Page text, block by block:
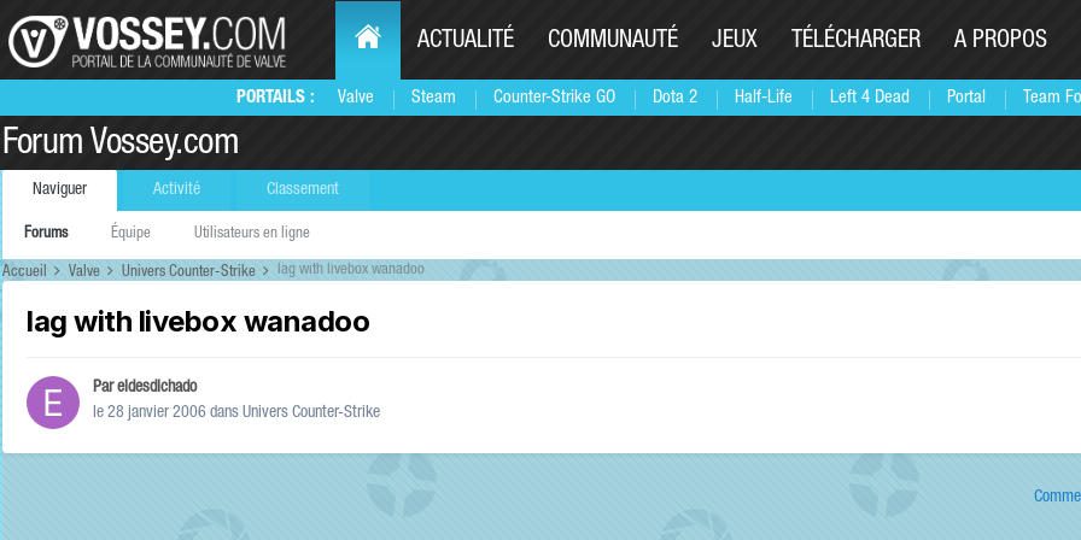
PORTAILS : Valve Steam Counter-Strike GO Dota 2 Half-Life Left 4 Dead Portal Team
ACTUALITÉ COMMUNAUTÉ JEUX TÉLÉCHARGER A PROPOS
Forum Vossey.com
Naviguer
Forums Équipe Utilisateurs en ligne
Activité Classement
Accueil Valve Univers Counter-Strike lag with livebox wanadoo
lag with livebox wanadoo
Pareldesdichado
le 28 janvier 2006 dans Univers Counter-Strike